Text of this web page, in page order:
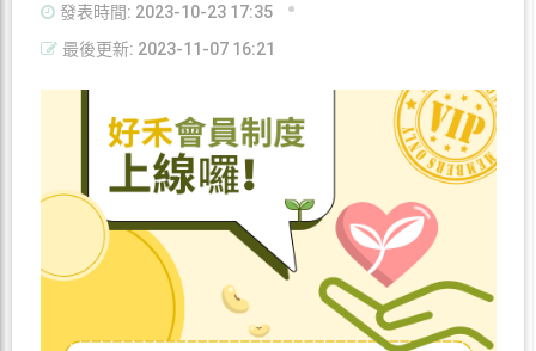
發表時間: 2023-10-23 17:35
最後更新: 2023-11-07 16:21